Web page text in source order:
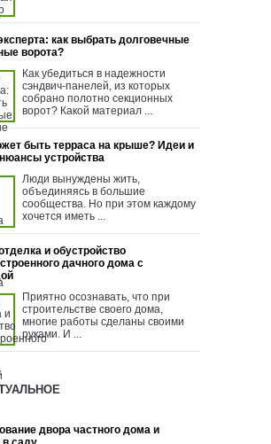
как выбрать долговечные
ворота?
Как убедиться в надежности
сэндвич-панелей, из которых
собрано полотно секционных
ворот? Какой материал ...
быть терраса на крыше? Идеи и
устройства
Люди вынуждены жить,
объединяясь в большие
сообщества. Но при этом каждому
хочется иметь ...
и обустройство
дачного дома с
Приятно осознавать, что при
строительстве своего дома,
многие работы сделаны своими
руками. И ...
двора частного дома и